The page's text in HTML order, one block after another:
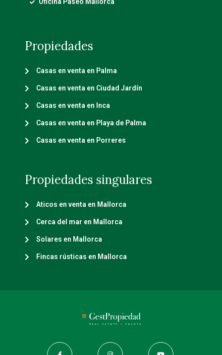
Propiedades
Casas en venta en Palma
Casas en venta en Ciudad Jardín
Casas en venta en Inca
Casas en venta en Playa de Palma
Casas en venta en Porreres
Propiedades singulares
Aticos en venta en Mallorca
Cerca del mar en Mallorca
Solares en Mallorca
Fincas rústicas en Mallorca